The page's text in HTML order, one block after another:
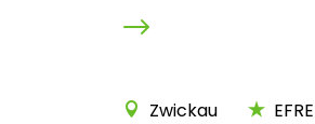
Zwickau EFRE